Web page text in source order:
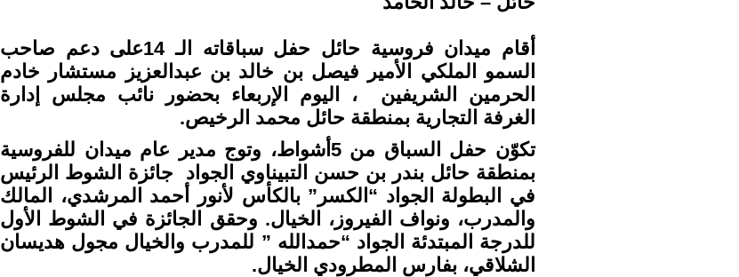
أقام ميدان فروسية حائل حفل سباقاته الـ 14على دعم صاحب
السمو الملكي الأمير فيصل بن خالد بن عبدالعزيز مستشار خادم
الحرمين الشريفين ، اليوم الإربعاء بحضور نائب مجلس إدارة
الغرفة التجارية بمنطقة حائل محمد الرخيص.
تكوّن حفل السباق من 5أشواط، وتوج مدير عام ميدان للفروسية
بمنطقة حائل بندر بن حسن التبيناوي الجواد جائزة الشوط الرئيس
في البطولة الجواد “الكسر” بالكأس لأنور أحمد المرشدي، المالك
والمدرب، ونواف الفيروز، الخيال. وحقق الجائزة في الشوط الأول
للدرجة المبتدئة الجواد “حمدالله ” للمدرب والخيال مجول هديسان
الشلاقي، بفارس المطرودي الخيال.